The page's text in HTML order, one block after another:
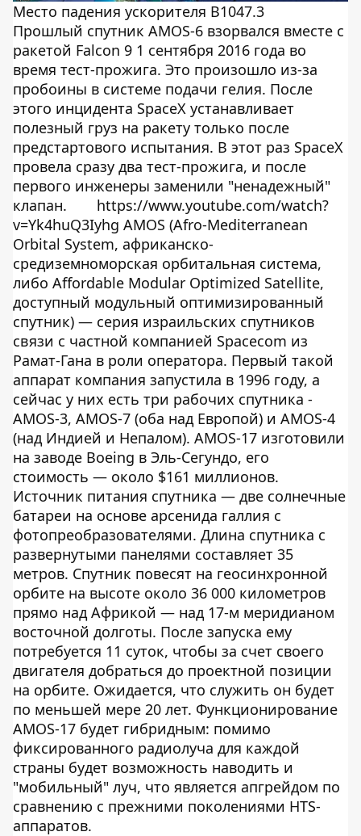
Место падения ускорителя В1047.3
Прошлый спутник AMOS-6 взорвался вместе с
ракетой Falcon 9 1 сентября 2016 года во
время тест-прожига. Это произошло из-за
пробоины в системе подачи гелия. После
этого инцидента SpaceX устанавливает
полезный груз на ракету только после
предстартового испытания. В этот раз SpaceX
провела сразу два тест-прожига, и после
первого инженеры заменили "ненадежный"
клапан.
https://www.youtube.com/watch?
v=Yk4huQ3Iyhg AMOS (Afro-Mediterranean
Orbital System, африканско-
средиземноморская орбитальная система,
либо Affordable Modular Optimized Satellite,
доступный модульный оптимизированный
спутник) — серия израильских спутников
связи с частной компанией Spacecom из
Рамат-Гана в роли оператора. Первый такой
аппарат компания запустила в 1996 году, а
сейчас у них есть три рабочих спутника -
AMOS-3, AMOS-7 (оба над Европой) и AMOS-4
(над Индией и Непалом). AMOS-17 изготовили
на заводе Boeing в Эль-Сегундо, его
стоимость — около $161 миллионов.
Источник питания спутника — две солнечные
батареи на основе арсенида галлия с
фотопреобразователями. Длина спутника с
развернутыми панелями составляет 35
метров. Спутник повесят на геосинхронной
орбите на высоте около 36 000 километров
прямо над Африкой — над 17-м меридианом
восточной долготы. После запуска ему
потребуется 11 суток, чтобы за счет своего
двигателя добраться до проектной позиции
на орбите. Ожидается, что служить он будет
по меньшей мере 20 лет. Функционирование
AMOS-17 будет гибридным: помимо
фиксированного радиолуча для каждой
страны будет возможность наводить и
"мобильный" луч, что является апгрейдом по
сравнению с прежними поколениями HTS-
аппаратов.